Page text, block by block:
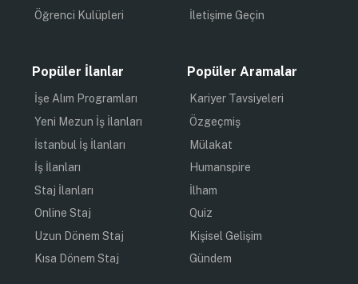
Öğrenci Kulüpleri
İletişime Geçin
Popüler İlanlar
İşe Alım Programları
Yeni Mezun İş İlanları
İstanbul İş İlanları
İş İlanları
Staj İlanları
Online Staj
Uzun Dönem Staj
Kısa Dönem Staj
Popüler Aramalar
Kariyer Tavsiyeleri
Özgeçmiş
Mülakat
Humanspire
İlham
Quiz
Kişisel Gelişim
Gündem